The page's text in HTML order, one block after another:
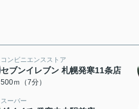
コンビニエンスストア
セブンイレブン 札幌発寒11条店
500ｍ（7分）
スーパー